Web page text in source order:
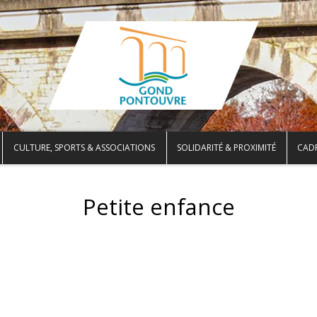
CULTURE, SPORTS & ASSOCIATIONS SOLIDARITÉ & PROXIMITÉ
Petite enfance